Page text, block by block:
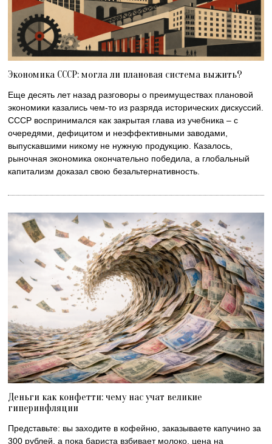
Экономика СССР: могла ли плановая система выжить?
Еще десять лет назад разговоры о преимуществах плановой
экономики казались чем-то из разряда исторических дискуссий.
СССР воспринимался как закрытая глава из учебника – с
очередями, дефицитом и неэффективными заводами,
выпускавшими никому не нужную продукцию. Казалось,
рыночная экономика окончательно победила, а глобальный
капитализм доказал свою безальтернативность.
Деньги как конфетти: чему нас учат великие
гиперинфляции
Представьте: вы заходите в кофейню, заказываете капучино за
300 рублей, а пока бариста взбивает молоко, цена на